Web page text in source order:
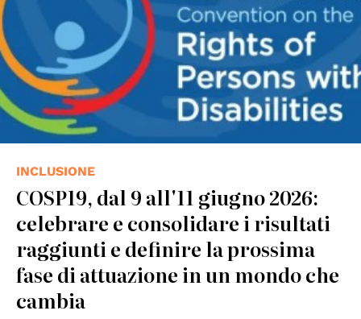
INCLUSIONE
COSP19, dal 9 all'11 giugno 2026:
celebrare e consolidare i risultati
raggiunti e definire la prossima
fase di attuazione in un mondo che
cambia